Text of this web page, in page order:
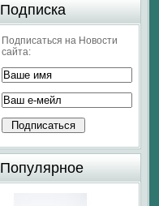
Подписка
Подписаться на Новости
сайта:
Популярное